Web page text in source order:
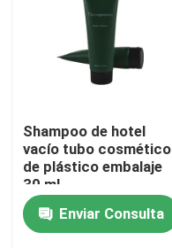
Shampoo de hotel
vacío tubo cosmético
de plástico embalaje
30 ml
Enviar Consulta